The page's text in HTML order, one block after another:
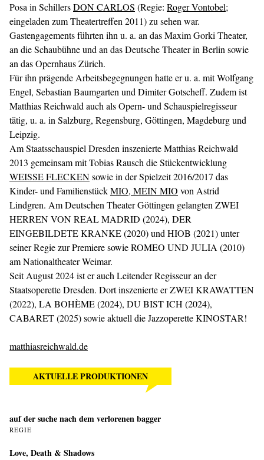
Posa in SchillersDON CARLOS (Regie: Roger Vontobel;
eingeladen zum Theatertreffen 2011) zu sehen war.
Gastengagements führten ihn u. a. an das Maxim Gorki Theater,
an die Schaubühne und an das Deutsche Theater in Berlin sowie
an das Opernhaus Zürich.
Für ihn prägende Arbeitsbegegnungen hatte er u. a. mit Wolfgang
Engel, Sebastian Baumgarten und Dimiter Gotscheff. Zudem ist
Matthias Reichwald auch als Opern- und Schauspielregisseur
tätig, u. a. in Salzburg, Regensburg, Göttingen, Magdeburg und
Leipzig.
Am Staatsschauspiel Dresden inszenierte Matthias Reichwald
2013 gemeinsam mit Tobias Rausch die Stückentwicklung
WEISSE FLECKENsowie in der Spielzeit 2016/2017 das
Kinder- und FamilienstückMIO, MEIN MIO von Astrid
Lindgren. Am Deutschen Theater Göttingen gelangten ZWEI
HERREN VON REAL MADRID (2024), DER
EINGEBILDETE KRANKE (2020) und HIOB (2021) unter
seiner Regie zur Premiere sowie ROMEO UND JULIA (2010)
am Nationaltheater Weimar.
Seit August 2024 ist er auch Leitender Regisseur an der
Staatsoperette Dresden. Dort inszenierte er ZWEI KRAWATTEN
(2022), LA BOHÈME (2024), DU BIST ICH (2024),
CABARET (2025) sowie aktuell die Jazzoperette KINOSTAR!
matthiasreichwald.de
AKTUELLE PRODUKTIONEN
auf der suche nach dem verlorenen bagger
REGIE
Love, Death & Shadows